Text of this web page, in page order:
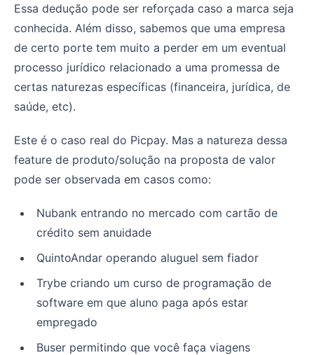
Essa dedução pode ser reforçada caso a marca seja
conhecida. Além disso, sabemos que uma empresa
de certo porte tem muito a perder em um eventual
processo jurídico relacionado a uma promessa de
certas naturezas específicas (financeira, jurídica, de
saúde, etc).
Este é o caso real do Picpay. Mas a natureza dessa
feature de produto/solução na proposta de valor
pode ser observada em casos como:
Nubank entrando no mercado com cartão de
crédito sem anuidade
QuintoAndar operando aluguel sem fiador
Trybe criando um curso de programação de
software em que aluno paga após estar
empregado
Buser permitindo que você faça viagens